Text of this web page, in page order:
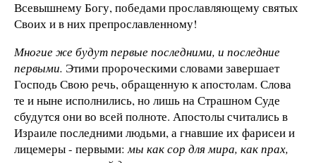
Всевышнему Богу, победами прославляющему святых
Своих и в них препрославленному!
Многие же будут первые последними, и последние
первыми. Этими пророческими словами завершает
Господь Свою речь, обращенную к апостолам. Слова
те и ныне исполнились, но лишь на Страшном Суде
сбудутся они во всей полноте. Апостолы считались в
Израиле последними людьми, а гнавшие их фарисеи и
лицемеры - первыми:мы как сор для мира, как прах,